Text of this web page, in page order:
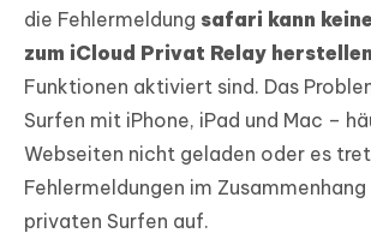
die Fehlermeldung safari kann
zum iCloud Privat Relay herstellen
Funktionen aktiviert sind. Das
Surfen mit iPhone, iPad und Mac –
Webseiten nicht geladen oder es
Fehlermeldungen im
privaten Surfen auf.